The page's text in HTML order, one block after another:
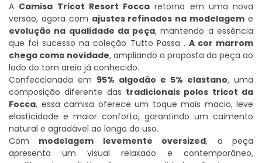
A Camisa Tricot Resort Focca retorna em uma nova
versão, agora com ajustes refinados na modelagem e
evolução na qualidade da peça, mantendo a essência
que foi sucesso na coleção Tutto Passa . A cor marrom
chega como novidade, ampliando a proposta da peça ao
lado do tom areia já conhecido.
Confeccionada em 95% algodão e 5% elastano, uma
composição diferente das tradicionais polos tricot da
Focca, essa camisa oferece um toque mais macio, leve
elasticidade e maior conforto, garantindo um caimento
natural e agradável ao longo do uso.
Com modelagem levemente oversized, a peça
apresenta um visual relaxado e contemporâneo,